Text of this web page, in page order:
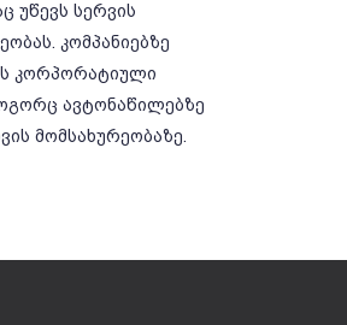
უწევს სერვის
კომპანიებზე
კორპორატიული
ავტონაწილებზე
მომსახურეობაზე.